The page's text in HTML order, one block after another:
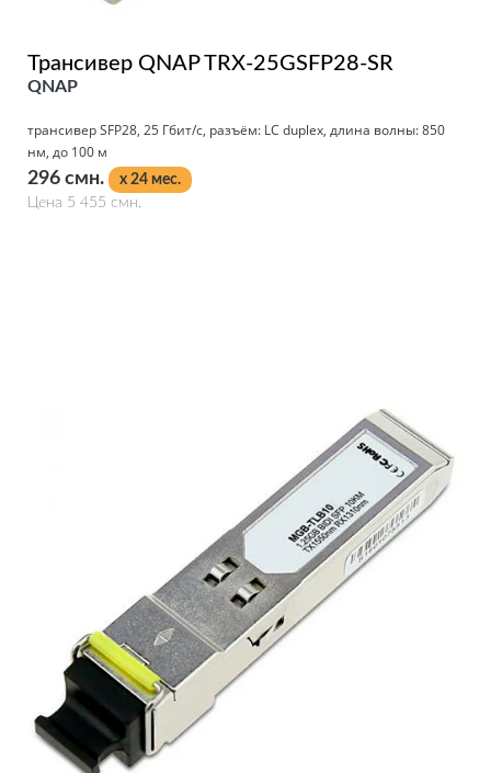
Трансивер QNAP TRX-25GSFP28-SR
QNAP
трансивер SFP28, 25 Гбит/с, разъём: LC duplex, длина волны: 850
нм, до 100 м
296 смн.
x 24 мес.
Цена 5 455 смн.